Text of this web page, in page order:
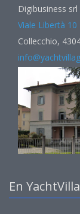
Digibusiness srl
Viale Libertà 10
Collecchio,
En